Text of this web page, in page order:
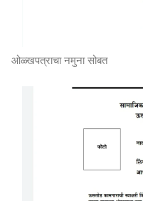
ओळ्खपत्राचा नमुना सोबत